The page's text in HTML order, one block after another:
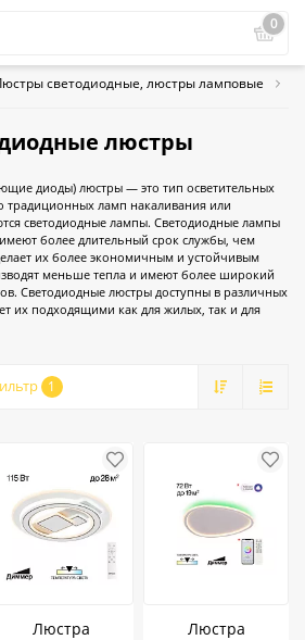
0
светодиодные, люстры ламповые
люстры
диоды) люстры — это тип осветительных
традиционных ламп накаливания или
светодиодные лампы. Светодиодные лампы
более длительный срок службы, чем
их более экономичным и устойчивым
меньше тепла и имеют более широкий
Светодиодные люстры доступны в различных
их подходящими как для жилых, так и для
1
Люстра
Люстра